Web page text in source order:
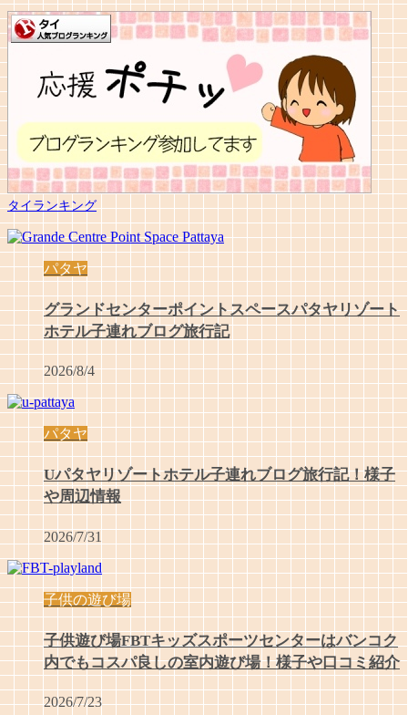
タイランキング
パタヤ
グランドセンターポイントスペースパタヤリゾート
ホテル子連れブログ旅行記
2026/8/4
パタヤ
Uパタヤリゾートホテル子連れブログ旅行記！様子
や周辺情報
2026/7/31
子供の遊び場
子供遊び場FBTキッズスポーツセンターはバンコク
内でもコスパ良しの室内遊び場！様子や口コミ紹介
2026/7/23